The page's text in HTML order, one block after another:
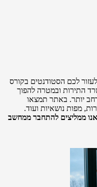
לכם הסטודנטים בקורס
התירות ובמטרה להפוך
יותר. באתר תמצאו
מפות נושאיות ועוד.
ממליצים להתחבר ממחשב